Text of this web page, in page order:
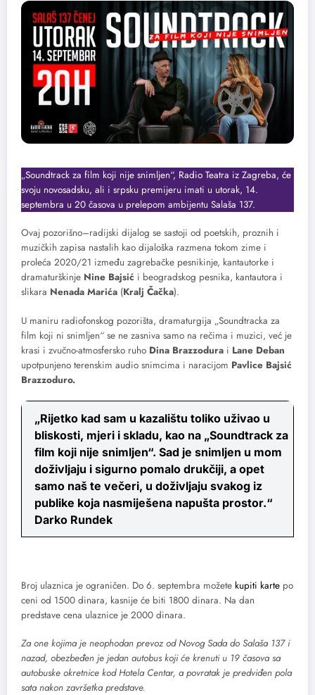
„Soundtrack za film koji nije snimljen“, Radio Teatra iz Zagreba, će
svoju novosadsku, ali i srpsku premijeru imati u utorak, 14.
septembra u 20 časova u prelepom ambijentu Salaša 137.
Ovaj pozorišno–radijski dijalog se sastoji od poetskih, proznih i
muzičkih zapisa nastalih kao dijaloška razmena tokom zime i
proleća 2020/21 između zagrebačke pesnikinje, kantautorke i
dramaturškinje Nine Bajsić i beogradskog pesnika, kantautora i
slikara Nenada Marića (Kralj Čačka).
U maniru radiofonskog pozorišta, dramaturgija „Soundtracka za
film koji ni snimljen“ se ne zasniva samo na rečima i muzici, već je
krasi i zvučno-atmosfersko ruho Dina Brazzodura i Lane Deban
upotpunjeno terenskim audio snimcima i naracijom Pavlice Bajsić
Brazzoduro.
„Rijetko kad sam u kazalištu toliko uživao u
bliskosti, mjeri i skladu, kao na „Soundtrack za
film koji nije snimljen“. Sad je snimljen u mom
doživljaju i sigurno pomalo drukčiji, a opet
samo naš te večeri, u doživljaju svakog iz
publike koja nasmiješena napušta prostor.“
Darko Rundek
Broj ulaznica je ograničen. Do 6. septembra možete kupiti karte po
ceni od 1500 dinara, kasnije će biti 1800 dinara. Na dan
predstave cena ulaznice je 2000 dinara.
Za one kojima je neophodan prevoz od Novog Sada do Salaša 137 i
nazad, obezbeđen je jedan autobus koji će krenuti u 19 časova sa
autobuske okretnice kod Hotela Centar, a povratak je predviđen pola
sata nakon završetka predstave.